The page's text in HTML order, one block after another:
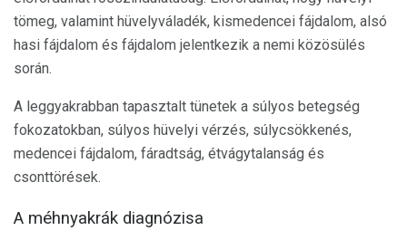
tömeg, valamint hüvelyváladék, kismedencei fájdalom, alsó
hasi fájdalom és fájdalom jelentkezik a nemi közösülés
során.
A leggyakrabban tapasztalt tünetek a súlyos betegség
fokozatokban, súlyos hüvelyi vérzés, súlycsökkenés,
medencei fájdalom, fáradtság, étvágytalanság és
csonttörések.
A méhnyakrák diagnózisa